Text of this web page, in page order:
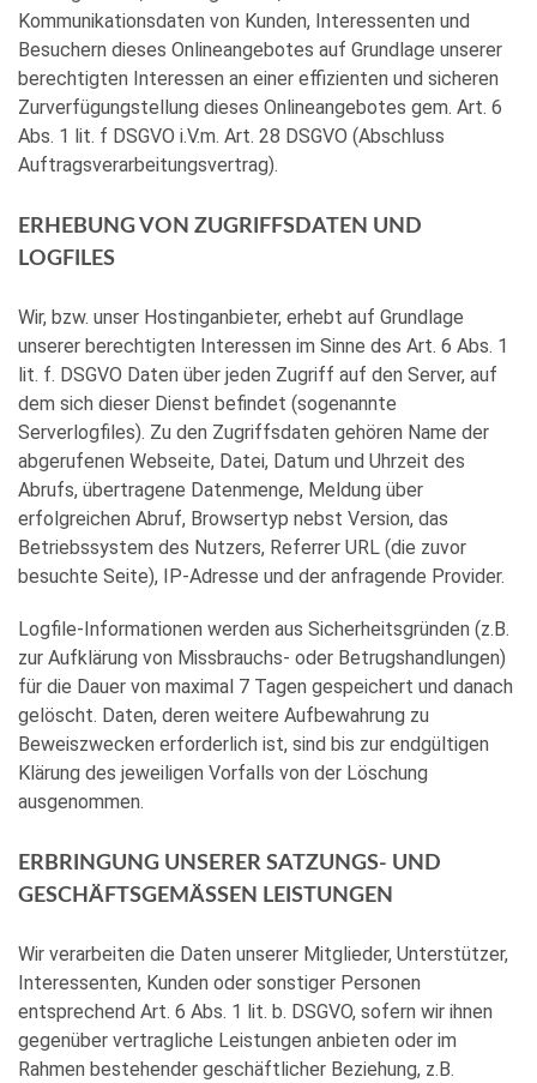
Kommunikationsdaten von Kunden, Interessenten und
Besuchern dieses Onlineangebotes auf Grundlage unserer
berechtigten Interessen an einer effizienten und sicheren
Zurverfügungstellung dieses Onlineangebotes gem. Art. 6
Abs. 1 lit. f DSGVO i.V.m. Art. 28 DSGVO (Abschluss
Auftragsverarbeitungsvertrag).
ERHEBUNG VON ZUGRIFFSDATEN UND
LOGFILES
Wir, bzw. unser Hostinganbieter, erhebt auf Grundlage
unserer berechtigten Interessen im Sinne des Art. 6 Abs. 1
lit. f. DSGVO Daten über jeden Zugriff auf den Server, auf
dem sich dieser Dienst befindet (sogenannte
Serverlogfiles). Zu den Zugriffsdaten gehören Name der
abgerufenen Webseite, Datei, Datum und Uhrzeit des
Abrufs, übertragene Datenmenge, Meldung über
erfolgreichen Abruf, Browsertyp nebst Version, das
Betriebssystem des Nutzers, Referrer URL (die zuvor
besuchte Seite), IP-Adresse und der anfragende Provider.
Logfile-Informationen werden aus Sicherheitsgründen (z.B.
zur Aufklärung von Missbrauchs- oder Betrugshandlungen)
für die Dauer von maximal 7 Tagen gespeichert und danach
gelöscht. Daten, deren weitere Aufbewahrung zu
Beweiszwecken erforderlich ist, sind bis zur endgültigen
Klärung des jeweiligen Vorfalls von der Löschung
ausgenommen.
ERBRINGUNG UNSERER SATZUNGS- UND
GESCHÄFTSGEMÄSSEN LEISTUNGEN
Wir verarbeiten die Daten unserer Mitglieder, Unterstützer,
Interessenten, Kunden oder sonstiger Personen
entsprechend Art. 6 Abs. 1 lit. b. DSGVO, sofern wir ihnen
gegenüber vertragliche Leistungen anbieten oder im
Rahmen bestehender geschäftlicher Beziehung, z.B.